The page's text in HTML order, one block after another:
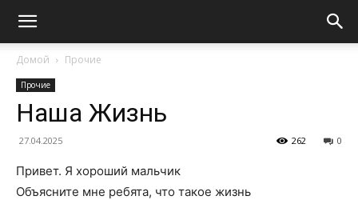
Домой Прочие
Прочие
Наша Жизнь
27.04.2025 0
262
Привет. Я хороший мальчик
Объясните мне ребята, что такое жизнь